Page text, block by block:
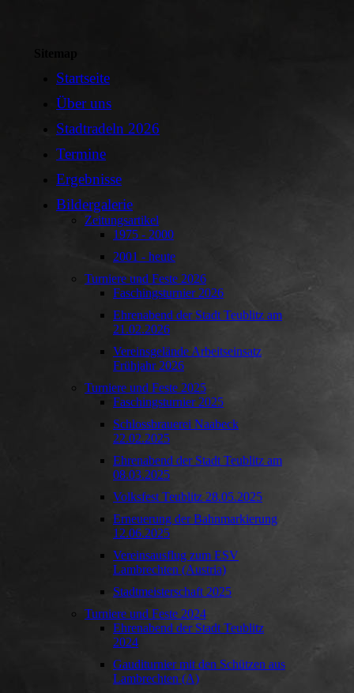
Startseite
Über uns
Stadtradeln 2026
Termine
Ergebnisse
Bildergalerie
Zeitungsartikel
1975 - 2000
2001 - heute
Turniere und Feste 2026
Faschingsturnier 2026
Ehrenabend der Stadt Teublitz am
21.02.2026
Vereinsgelände Arbeitseinsatz
Frühjahr 2026
Turniere und Feste 2025
Faschingsturnier 2025
Schlossbrauerei Naabeck
22.02.2025
Ehrenabend der Stadt Teublitz am
08.03.2025
Volksfest Teublitz 28.05.2025
Erneuerung der Bahnmarkierung
12.06.2025
Vereinsausflug zum ESV
Lambrechten (Austria)
Stadtmeisterschaft 2025
Turniere und Feste 2024
Ehrenabend der Stadt Teublitz
2024
Gauditurnier mit den Schützen aus
Lambrechten (A)